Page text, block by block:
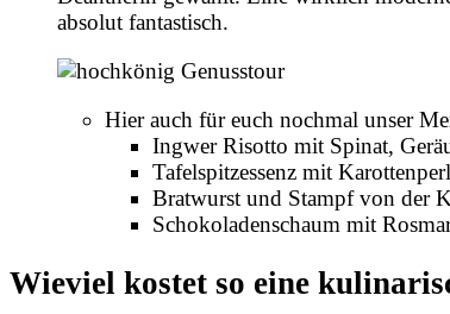
absolut fantastisch.
Hier auch für euch nochmal unser
Ingwer Risotto mit Spinat,
Tafelspitzessenz mit
Bratwurst und Stampf von der
Schokoladenschaum mit
Wieviel kostet so eine